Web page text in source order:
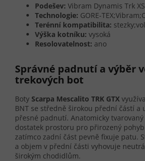
Podešev: Vibram Dynamis Trk
Technologie: GORE-
Terénní kompatibilita:
Výška kotníku: vysoká
Resolovatelnost: ano
Správné padnutí a výběr
trekových bot
Boty Scarpa Mescalito TRK GTX
BNT se středně širokou přední částí a
přesné padnutí. Anatomicky
dostatek prostoru pro přirozený
zatímco zadní část pevně fixuje patu.
a objem v přední části vyhovuje
širokým chodidlům.